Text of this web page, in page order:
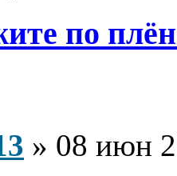
по
» 08 июн